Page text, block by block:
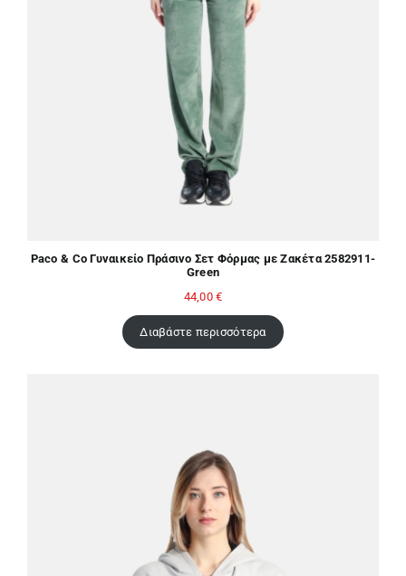
Paco & Co Γυναικείο Πράσινο Σετ Φόρμας με Ζακέτα 2582911-
Green
44,00€
Διαβάστε περισσότερα